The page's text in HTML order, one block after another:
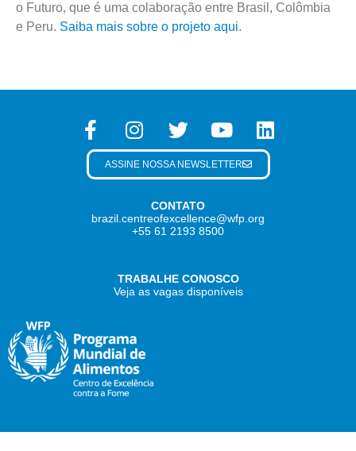
o Futuro, que é uma colaboração entre Brasil, Colômbia
e Peru. Saiba mais sobre o projeto aqui.
CONTATO
brazil.centreofexcellence@wfp.org
+55 61 2193 8500
TRABALHE CONOSCO
Veja as vagas disponíveis
ASSINE NOSSA NEWSLETTER